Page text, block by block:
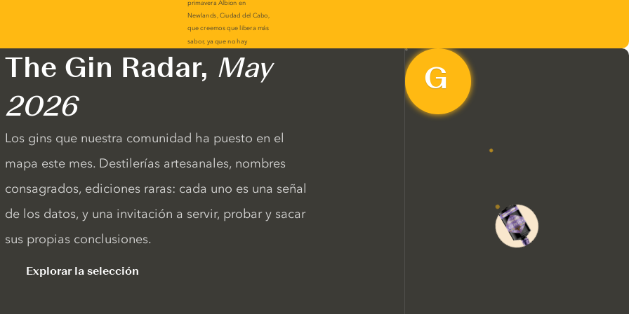
The Gin Radar, May
2026
Los gins que nuestra comunidad ha puesto en el
mapa este mes. Destilerías artesanales, nombres
consagrados, ediciones raras: cada uno es una señal
de los datos, y una invitación a servir, probar y sacar
sus propias conclusiones.
Explorar la selección